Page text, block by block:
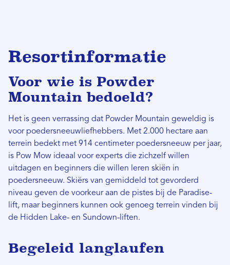
Resortinformatie
Voor wie is Powder
Mountain bedoeld?
Het is geen verrassing dat Powder Mountain geweldig is
voor poedersneeuwliefhebbers. Met 2.000 hectare aan
terrein bedekt met 914 centimeter poedersneeuw per jaar,
is Pow Mow ideaal voor experts die zichzelf willen
uitdagen en beginners die willen leren skiën in
poedersneeuw. Skiërs van gemiddeld tot gevorderd
niveau geven de voorkeur aan de pistes bij de Paradise-
lift, maar beginners kunnen ook genoeg terrein vinden bij
de Hidden Lake- en Sundown-liften.
Begeleid langlaufen